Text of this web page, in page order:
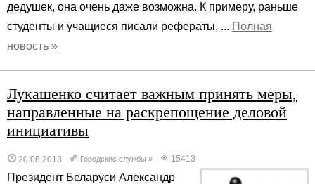
дедушек, она очень даже возможна. К примеру, раньше
студенты и учащиеся писали рефераты, ... Полная
новость »
Лукашенко считает важным принять меры,
направленные на раскрепощение деловой
инициативы
20.08.2013 Городские службы » 15413
Президент Беларуси Александр